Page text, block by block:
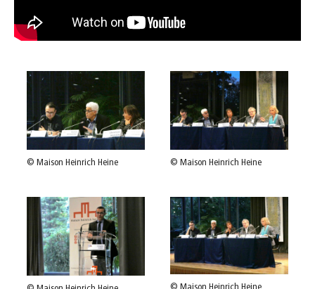
© Maison Heinrich Heine © Maison Heinrich Heine
© Maison Heinrich Heine